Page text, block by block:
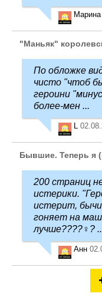
Марина
"Маньяк"
По обложке
чисто "чтоб
героини
более-мен ...
L
Бывшие. Теперь я
200 страниц
истерики.
истерит,
гоняет на
лучше????‍♀️?
Анн